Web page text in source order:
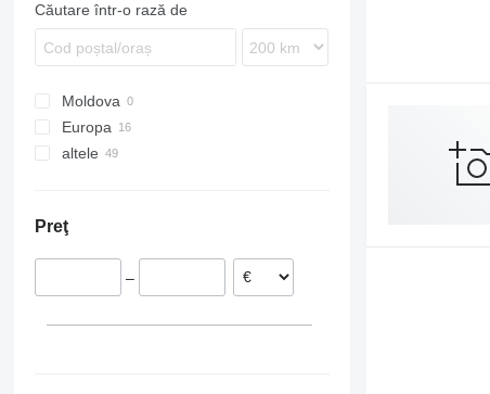
Căutare într-o rază de
Moldova
Europa
Danemarca
Lituania
Germania
altele
Preţ
–